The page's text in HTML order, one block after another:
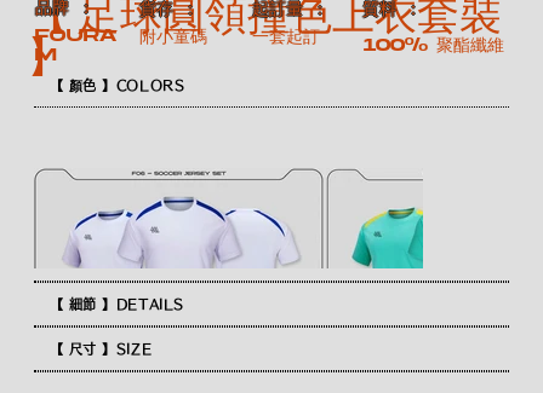
【 顏色 】COLORS
【 細節 】DETAILS
【 尺寸 】SIZE
【 足球圓領撞色上衣套裝
】
​品牌 ：
FOURA
M
​貨存 ：
附小童碼
​起訂量 ：
一套起訂
​質料 ：
100% 聚酯纖維